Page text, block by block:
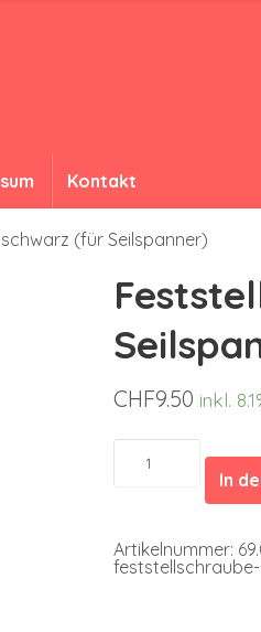
Kontakt
(für Seilspanner)
CHF9.50 inkl.
Feststellschraube
schwarz
(für
Seilspanner)
In
Artikelnummer: